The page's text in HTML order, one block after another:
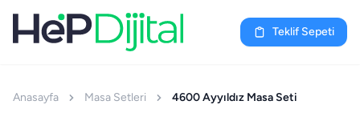
Teklif Sepeti
Anasayfa Masa Setleri 4600 Ayyıldız Masa Seti